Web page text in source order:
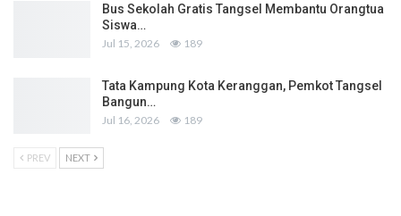
Bus Sekolah Gratis Tangsel Membantu Orangtua
Siswa…
Jul 15, 2026 189
Tata Kampung Kota Keranggan, Pemkot Tangsel
Bangun…
Jul 16, 2026 189
PREV NEXT